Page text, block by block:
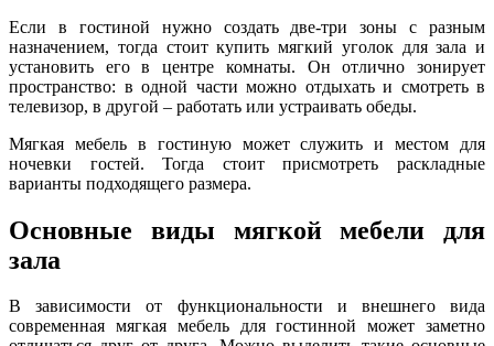
Если в гостиной нужно создать две-три зоны с разным
назначением, тогда стоит купить мягкий уголок для зала и
установить его в центре комнаты. Он отлично зонирует
пространство: в одной части можно отдыхать и смотреть в
телевизор, в другой – работать или устраивать обеды.
Мягкая мебель в гостиную может служить и местом для
ночевки гостей. Тогда стоит присмотреть раскладные
варианты подходящего размера.
Основные виды мягкой мебели для
зала
В зависимости от функциональности и внешнего вида
современная мягкая мебель для гостинной может заметно